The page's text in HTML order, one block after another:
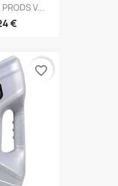
V...
€
favorite_border